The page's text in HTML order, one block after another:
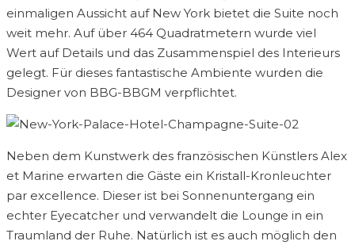
einmaligen Aussicht auf New York bietet die Suite noch
weit mehr. Auf über 464 Quadratmetern wurde viel
Wert auf Details und das Zusammenspiel des Interieurs
gelegt. Für dieses fantastische Ambiente wurden die
Designer von BBG-BBGM verpflichtet.
Neben dem Kunstwerk des französischen Künstlers Alex
et Marine erwarten die Gäste ein Kristall-Kronleuchter
par ex­cel­lence. Dieser ist bei Sonnenuntergang ein
echter Eyecatcher und verwandelt die Lounge in ein
Traumland der Ruhe. Natürlich ist es auch möglich den